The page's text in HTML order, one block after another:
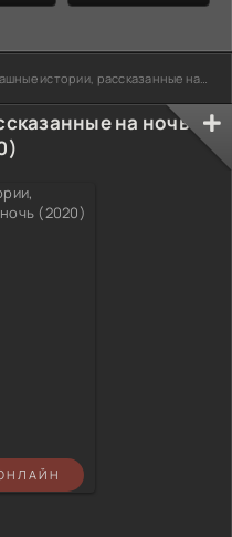
истории, рассказанные на ночь (2020)
на ночь